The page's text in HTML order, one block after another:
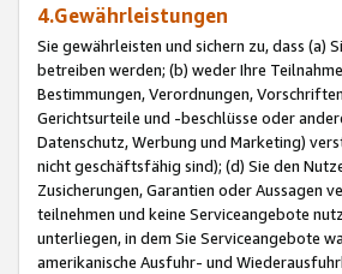
4.Gewährleistungen
Sie gewährleisten und sichern zu, dass
betreiben werden; (b) weder Ihre
Bestimmungen, Verordnungen,
Gerichtsurteile und -beschlüsse oder
Datenschutz, Werbung und Marketing)
nicht geschäftsfähig sind); (d) Sie den
Zusicherungen, Garantien oder Aussagen
teilnehmen und keine Serviceangebote
unterliegen, in dem Sie Serviceangebote
amerikanische Ausfuhr- und